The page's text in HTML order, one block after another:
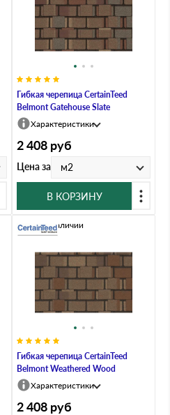
Гибкая черепица CertainTeed
Belmont Gatehouse Slate
Характеристики
2 408 руб
Цена за м2
В КОРЗИНУ
Гибкая черепица CertainTeed
Belmont Weathered Wood
Нет в наличии
Характеристики
2 408 руб